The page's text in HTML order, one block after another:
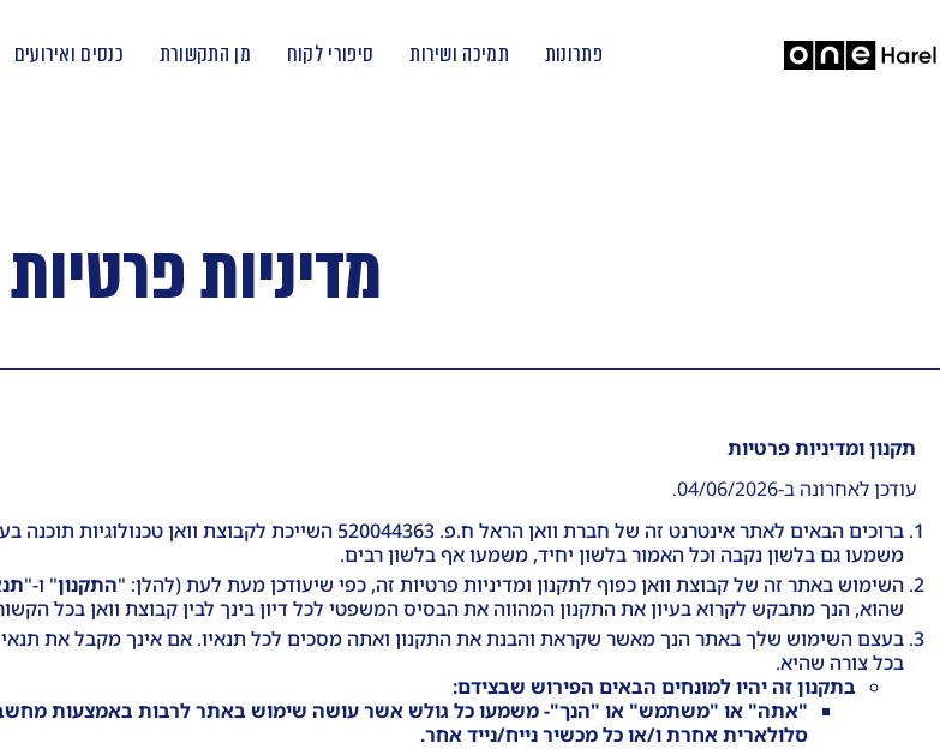
פתרונות תמיכה ושירות סיפורי לקוח מן התקשורת כנסים ואירועים
מדיניות פרטיות
תקנון ומדיניות פרטיות
עודכן לאחרונה ב-04/06/2026.
ברוכים הבאים לאתר אינטרנט זה של חברת וואן הראל ח.פ. 520044363 השייכת לקבוצת וואן טכנולוגיות תוכנה בע"מ (להלן "
משמעו גם בלשון נקבה וכל האמור בלשון יחיד, משמעו אף בלשון רבים.
השימוש באתר זה של קבוצת וואן כפוף לתקנון ומדיניות פרטיות זה, כפי שיעודכן מעת לעת (להלן: "התקנון" ו-"
שהוא, הנך מתבקש לקרוא בעיון את התקנון המהווה את הבסיס המשפטי לכל דיון בינך לבין קבוצת וואן בכל
בעצם השימוש שלך באתר הנך מאשר שקראת והבנת את התקנון ואתה מסכים לכל תנאיו. אם אינך מקבל את
בכל צורה שהיא.
בתקנון זה יהיו למונחים הבאים הפירוש שבצידם:
"אתה" או "משתמש" או "הנך"- משמעו כל גולש אשר עושה שימוש באתר לרבות באמצעות
סלולארית אחרת ו/או כל מכשיר נייח/נייד אחר.